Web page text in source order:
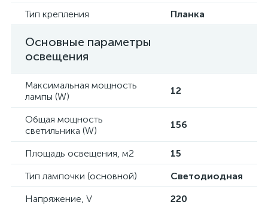
Тип крепления
Планка
Основные параметры
освещения
Максимальная мощность
лампы (W)
12
Общая мощность
светильника (W)
156
Площадь освещения, м2
15
Тип лампочки (основной)
Светодиодная
Напряжение, V
220